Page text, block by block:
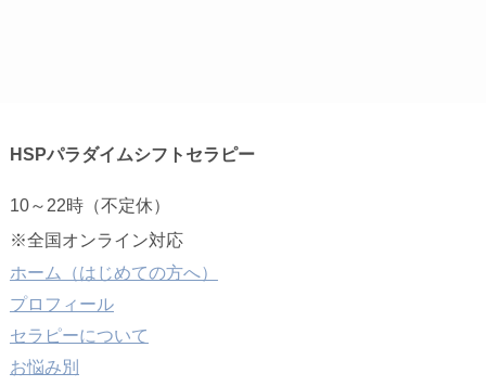
HSPパラダイムシフトセラピー
10～22時（不定休）
※全国オンライン対応
ホーム（はじめての方へ）
プロフィール
セラピーについて
お悩み別